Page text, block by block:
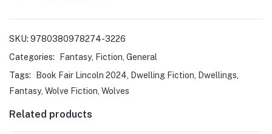
SKU: 9780380978274-3226
Categories:
Fantasy, Fiction General
Tags:
Book Fair Lincoln 2024 Dwelling Fiction Dwellings
Fantasy, Wolve Fiction Wolves
Related products